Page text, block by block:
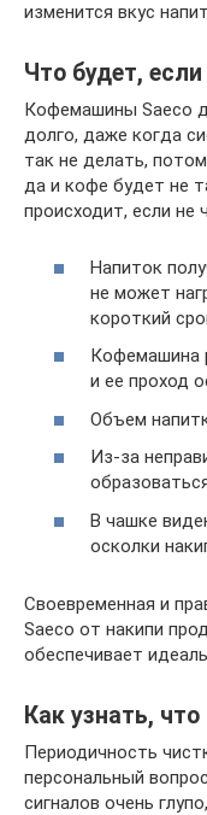
изменится вкус
Что будет,
Кофемашины Saeco
долго, даже когда
так не делать,
да и кофе будет не
происходит, если не
Напиток
не может
короткий
Кофемашина
и ее проход
Объем
Из-за
В чашке
осколки
Своевременная и
Saeco от накипи
обеспечивает
Как узнать,
Периодичность
персональный
сигналов очень